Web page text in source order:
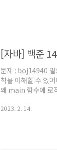
[자바] 백준
문제 : boj14940 필
칙을 이해할 수 있
왜 main 함수에 로
바로 풀어보려고 시
2023. 2. 14.